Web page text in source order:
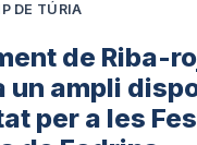
DE TÚRIA
de Riba-
un ampli
per a les